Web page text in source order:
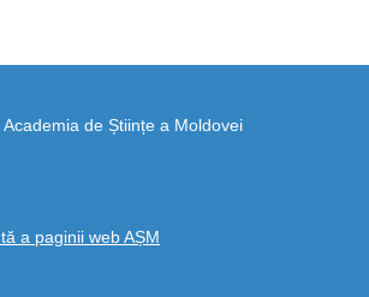
de Științe a Moldovei
a paginii web AȘM